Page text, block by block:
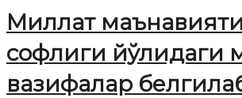
Миллат
софлиги йўлидаги
вазифалар